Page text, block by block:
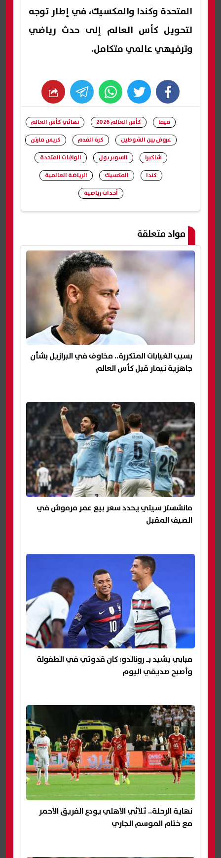
المتحدة وكندا والمكسيك، في إطار توجه
لتحويل كأس العالم إلى حدث رياضي
وترفيهي عالمي متكامل.
facebook
twitter
whats
فيفا كأس العالم 2026
نهائي كأس العالم
عروض بين الشوطين
كرة القدم
كريس مارتن
شاكيرا
السوبر بول
الولايات المتحدة
كندا
المكسيك
الرياضة العالمية
أحداث رياضية
مواد متعلقة
بسبب الغيابات المتكررة.. مخاوف في البرازيل بشأن
جاهزية نيمار قبل كأس العالم
مانشستر سيتي يحدد سعر بيع عمر مرموش في
الصيف المقبل
مبابي يشيد بـ رونالدو: كان قدوتي في الطفولة
وأصبح صديقي اليوم
نهاية الرحلة.. ثلاثي الأهلي يودع الفريق الأحمر
مع ختام الموسم الجاري